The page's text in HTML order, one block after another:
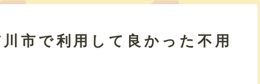
市で利用して良かった不用